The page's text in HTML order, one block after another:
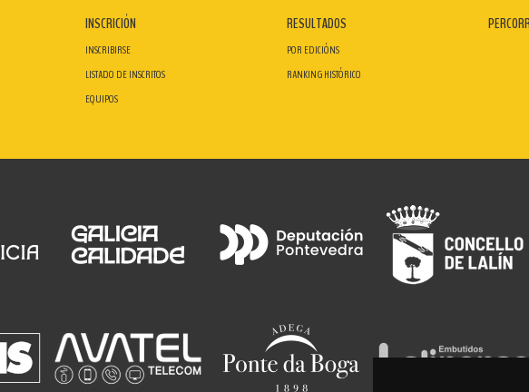
INSCRICIÓN
INSCRIBIRSE
LISTADO DE INSCRITOS
EQUIPOS
RESULTADOS
POR EDICIÓNS
RANKING HISTÓRICO